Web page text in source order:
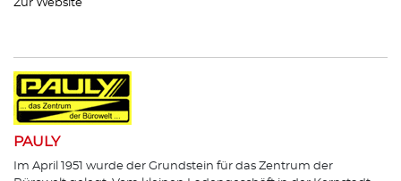
Zur Website
PAULY
Im April 1951 wurde der Grundstein für das Zentrum der